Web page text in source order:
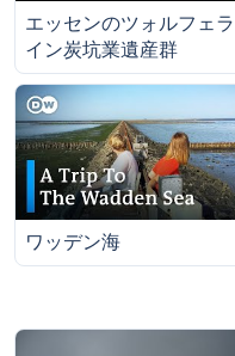
エッセンのツォルフェラ
イン炭坑業遺産群
ワッデン海